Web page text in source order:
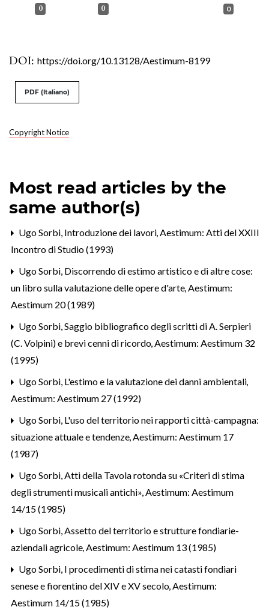
DOI: https://doi.org/10.13128/Aestimum-8199
Copyright Notice
0 0 0
PDF (Italiano)
Most read articles by the
same author(s)
Ugo Sorbi, Introduzione dei lavori,Aestimum: Atti del XXIII
Incontro di Studio (1993)
Ugo Sorbi, Discorrendo di estimo artistico e di altre cose:
un libro sulla valutazione delle opere d'arte,Aestimum:
Aestimum 20 (1989)
Ugo Sorbi,Saggio bibliografico degli scritti di A. Serpieri
(C. Volpini) e brevi cenni di ricordo,Aestimum: Aestimum 32
(1995)
Ugo Sorbi, L'estimo e la valutazione dei danni ambientali,
Aestimum: Aestimum 27 (1992)
Ugo Sorbi, L'uso del territorio nei rapporti città-campagna:
situazione attuale e tendenze,Aestimum: Aestimum 17
(1987)
Ugo Sorbi,Atti della Tavola rotonda su «Criteri di stima
degli strumenti musicali antichi»,Aestimum: Aestimum
14/15 (1985)
Ugo Sorbi,Assetto del territorio e strutture fondiarie-
aziendali agricole,Aestimum: Aestimum 13 (1985)
Ugo Sorbi, I procedimenti di stima nei catasti fondiari
senese e fiorentino del XIV e XV secolo,Aestimum:
Aestimum 14/15 (1985)